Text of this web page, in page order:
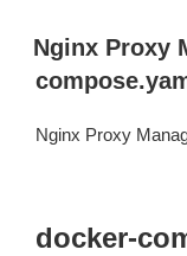
Nginx Proxy
Nginx Proxy
docker-